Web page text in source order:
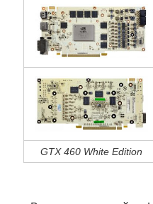
GTX 460 White Edition